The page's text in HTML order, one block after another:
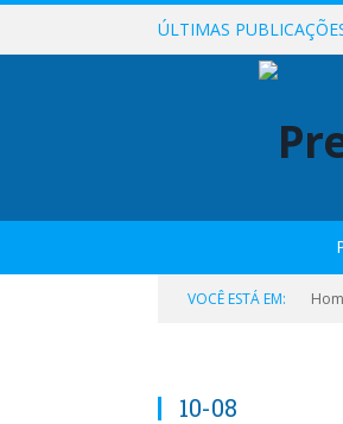
ÚLTIMAS
VOCÊ ESTÁ EM:
10-08